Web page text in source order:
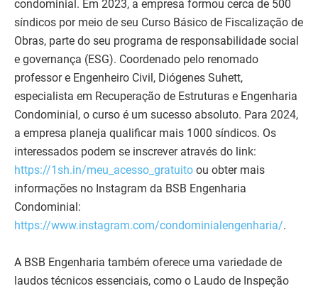
condominial. Em 2023, a empresa formou cerca de 500
síndicos por meio de seu Curso Básico de Fiscalização de
Obras, parte do seu programa de responsabilidade social
e governança (ESG). Coordenado pelo renomado
professor e Engenheiro Civil, Diógenes Suhett,
especialista em Recuperação de Estruturas e Engenharia
Condominial, o curso é um sucesso absoluto. Para 2024,
a empresa planeja qualificar mais 1000 síndicos. Os
interessados podem se inscrever através do link:
https://1sh.in/meu_acesso_gratuito ou obter mais
informações no Instagram da BSB Engenharia
Condominial:
https://www.instagram.com/condominialengenharia/.
A BSB Engenharia também oferece uma variedade de
laudos técnicos essenciais, como o Laudo de Inspeção